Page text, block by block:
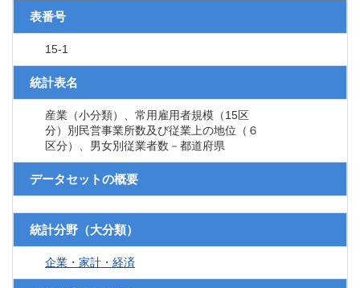
表番号
15-1
統計表名
産業（小分類）、常用雇用者規模（15区
分）別民営事業所数及び従業上の地位（６
区分）、男女別従業者数－都道府県
データセットの概要
統計分野（大分類）
企業・家計・経済